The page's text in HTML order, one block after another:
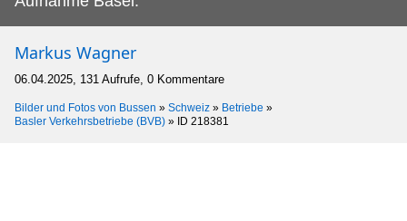
Markus Wagner
06.04.2025, 131 Aufrufe, 0 Kommentare
Bilder und Fotos von Bussen » Schweiz » Betriebe »
Basler Verkehrsbetriebe (BVB) » ID 218381